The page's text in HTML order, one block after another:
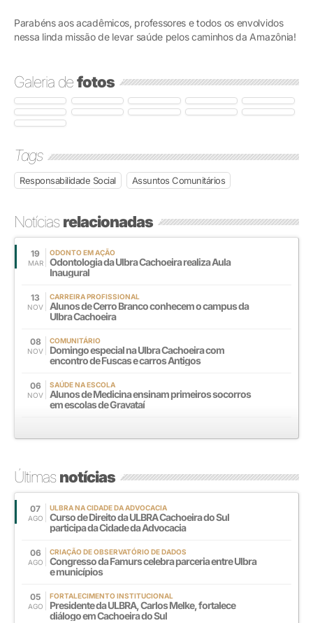
Parabéns aos acadêmicos, professores e todos os envolvidos
nessa linda missão de levar saúde pelos caminhos da Amazônia!
Galeria defotos
Tags
Responsabilidade Social Assuntos Comunitários
Notíciasrelacionadas
19
MAR
ODONTO EM AÇÃO
Odontologia da Ulbra Cachoeira realiza Aula
Inaugural
13
NOV
CARREIRA PROFISSIONAL
Alunos de Cerro Branco conhecem o campus da
Ulbra Cachoeira
08
NOV
COMUNITÁRIO
Domingo especial na Ulbra Cachoeira com
encontro de Fuscas e carros Antigos
06
NOV
SAÚDE NA ESCOLA
Alunos de Medicina ensinam primeiros socorros
em escolas de Gravataí
Últimasnotícias
07
AGO
ULBRA NA CIDADE DA ADVOCACIA
Curso de Direito da ULBRA Cachoeira do Sul
participa da Cidade da Advocacia
06
AGO
CRIAÇÃO DE OBSERVATÓRIO DE DADOS
Congresso da Famurs celebra parceria entre Ulbra
e municípios
05
AGO
FORTALECIMENTO INSTITUCIONAL
Presidente da ULBRA, Carlos Melke, fortalece
diálogo em Cachoeira do Sul